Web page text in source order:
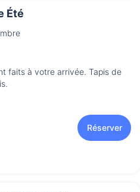
Été
faits à votre arrivée. Tapis de
Réserver